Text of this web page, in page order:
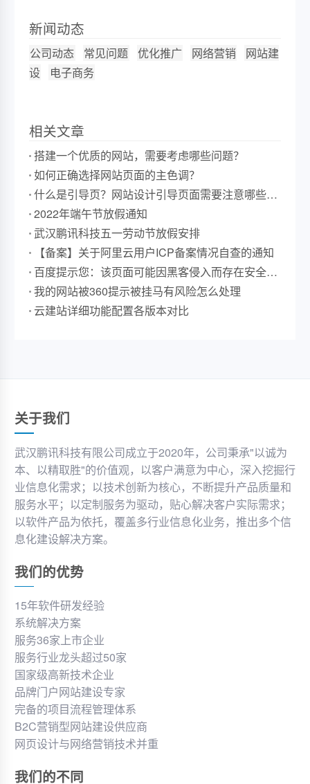
新闻动态
公司动态 常见问题 优化推广 网络营销
网站建
设
电子商务
相关文章
搭建一个优质的网站，需要考虑哪些问题？
如何正确选择网站页面的主色调？
什么是引导页？网站设计引导页面需要注意哪些事
项？
2022年端午节放假通知
武汉鹏讯科技五一劳动节放假安排
【备案】关于阿里云用户ICP备案情况自查的通知
百度提示您：该页面可能因黑客侵入而存在安全风
险
我的网站被360提示被挂马有风险怎么处理
云建站详细功能配置各版本对比
关于我们
武汉鹏讯科技有限公司成立于2020年，公司秉承"以诚为
本、以精取胜"的价值观，以客户满意为中心，深入挖掘行
业信息化需求；以技术创新为核心，不断提升产品质量和
服务水平；以定制服务为驱动，贴心解决客户实际需求；
以软件产品为依托，覆盖多行业信息化业务，推出多个信
息化建设解决方案。
我们的优势
15年软件研发经验
系统解决方案
服务36家上市企业
服务行业龙头超过50家
国家级高新技术企业
品牌门户网站建设专家
完备的项目流程管理体系
B2C营销型网站建设供应商
网页设计与网络营销技术并重
我们的不同